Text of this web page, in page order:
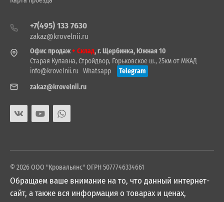
+7(495) 133 7630
zakaz@krovelnii.ru
Офис продаж+ Склад, г. Щербинка, Южная 10
Старая Купавна, Стройдвор, Горьковское ш., 25км от МКАД
info@krovelnii.ru Whatsapp
Telegram
zakaz@krovelnii.ru
© 2026 ООО "Кровальянс" ОГРН 5077746334661
Обращаем ваше внимание на то, что данный интернет-
сайт, а также вся информация о товарах и ценах,